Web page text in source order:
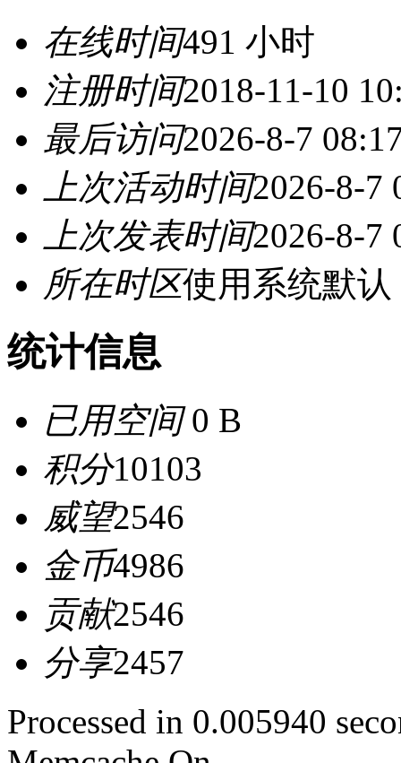
在线时间491 小时
注册时间2018-11-10
最后访问2026-8-7
上次活动时间2026-8-7
上次发表时间2026-8-7
所在时区使用系统默认
统计信息
已用空间0 B
积分10103
威望2546
金币4986
贡献2546
分享2457
Processed in 0.005940